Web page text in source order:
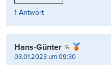
1 Antwort
Hans-Günter
03.01.2023 um 09:30